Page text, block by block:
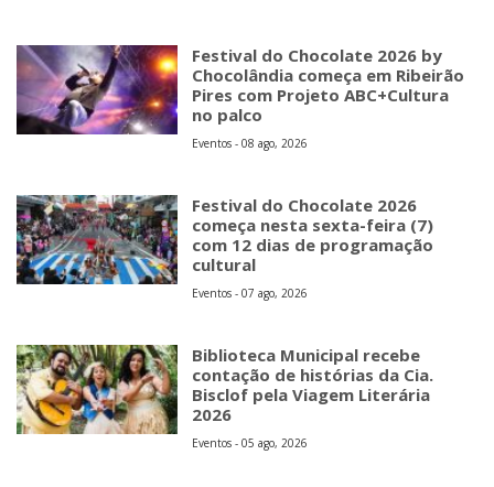
Festival do Chocolate 2026 by
Chocolândia começa em Ribeirão
Pires com Projeto ABC+Cultura
no palco
Eventos - 08 ago, 2026
Festival do Chocolate 2026
começa nesta sexta-feira (7)
com 12 dias de programação
cultural
Eventos - 07 ago, 2026
Biblioteca Municipal recebe
contação de histórias da Cia.
Bisclof pela Viagem Literária
2026
Eventos - 05 ago, 2026